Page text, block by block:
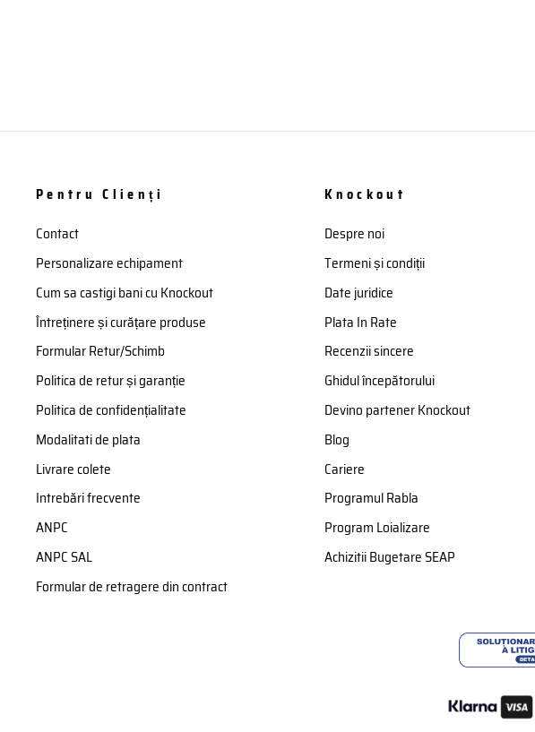
Pentru Clienți
Contact
Personalizare echipament
Cum sa castigi bani cu Knockout
Întreținere și curățare produse
Formular Retur/Schimb
Politica de retur și garanție
Politica de confidențialitate
Modalitati de plata
Livrare colete
Intrebări frecvente
ANPC
ANPC SAL
Formular de retragere din contract
Knockout
Despre noi
Termeni și condiții
Date juridice
Plata In Rate
Recenzii sincere
Ghidul începătorului
Devino partener Knockout
Blog
Cariere
Programul Rabla
Program Loializare
Achizitii Bugetare SEAP